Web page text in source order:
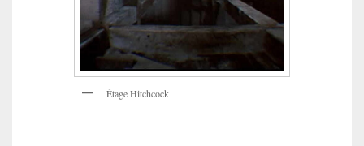
Étage Hitchcock